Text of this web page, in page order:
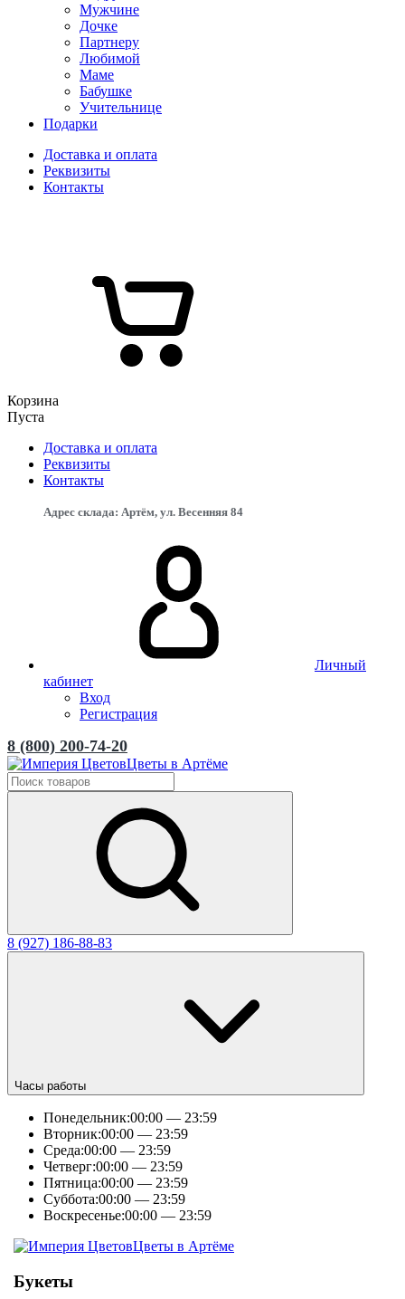
Мужчине
Дочке
Партнеру
Любимой
Маме
Бабушке
Учительнице
Подарки
Доставка и оплата
Реквизиты
Контакты
Корзина
Пуста
Доставка и оплата
Реквизиты
Контакты
Адрес склада: Артём, ул. Весенняя 84
Личный
кабинет
Вход
Регистрация
8 (800) 200-74-20
Цветы в Артёме
8 (927) 186-88-83
Часы работы
Понедельник:00:00 — 23:59
Вторник:00:00 — 23:59
Среда:00:00 — 23:59
Четверг:00:00 — 23:59
Пятница:00:00 — 23:59
Суббота:00:00 — 23:59
Воскресенье:00:00 — 23:59
Цветы в Артёме
Букеты